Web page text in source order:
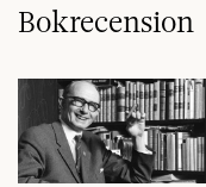
Bokrecension